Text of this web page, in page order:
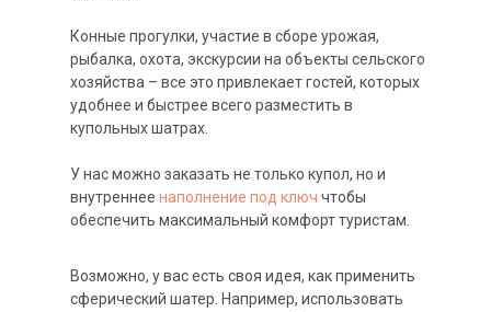
Возможно, у вас есть своя идея, как применить
сферический шатер. Например, использовать
Конные прогулки, участие в сборе урожая,
рыбалка, охота, экскурсии на объекты сельского
хозяйства – все это привлекает гостей, которых
удобнее и быстрее всего разместить в
купольных шатрах.
У нас можно заказать не только купол, но и
внутреннее наполнение под ключ чтобы
обеспечить максимальный комфорт туристам.